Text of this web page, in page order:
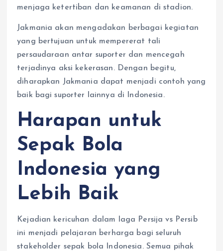
menjaga ketertiban dan keamanan di stadion.
Jakmania akan mengadakan berbagai kegiatan
yang bertujuan untuk mempererat tali
persaudaraan antar suporter dan mencegah
terjadinya aksi kekerasan. Dengan begitu,
diharapkan Jakmania dapat menjadi contoh yang
baik bagi suporter lainnya di Indonesia.
Harapan untuk
Sepak Bola
Indonesia yang
Lebih Baik
​Kejadian kericuhan dalam laga Persija vs Persib
ini menjadi pelajaran berharga bagi seluruh
stakeholder sepak bola Indonesia.​ Semua pihak